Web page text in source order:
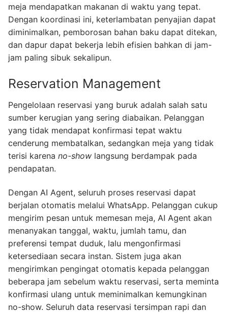
meja mendapatkan makanan di waktu yang tepat.
Dengan koordinasi ini, keterlambatan penyajian dapat
diminimalkan, pemborosan bahan baku dapat ditekan,
dan dapur dapat bekerja lebih efisien bahkan di jam-
jam paling sibuk sekalipun.
Reservation Management
Pengelolaan reservasi yang buruk adalah salah satu
sumber kerugian yang sering diabaikan. Pelanggan
yang tidak mendapat konfirmasi tepat waktu
cenderung membatalkan, sedangkan meja yang tidak
terisi karena no-show langsung berdampak pada
pendapatan.
Dengan AI Agent, seluruh proses reservasi dapat
berjalan otomatis melalui WhatsApp. Pelanggan cukup
mengirim pesan untuk memesan meja, AI Agent akan
menanyakan tanggal, waktu, jumlah tamu, dan
preferensi tempat duduk, lalu mengonfirmasi
ketersediaan secara instan. Sistem juga akan
mengirimkan pengingat otomatis kepada pelanggan
beberapa jam sebelum waktu reservasi, serta meminta
konfirmasi ulang untuk meminimalkan kemungkinan
no-show. Seluruh data reservasi tersimpan rapi dan